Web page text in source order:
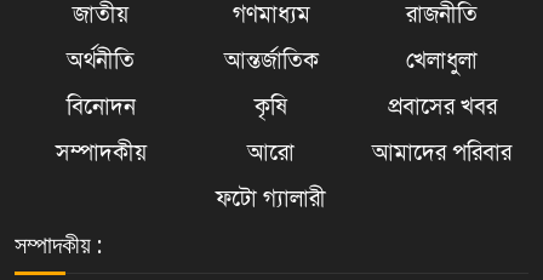
জাতীয়
গণমাধ্যম
রাজনীতি
অর্থনীতি
আন্তর্জাতিক
খেলাধুলা
বিনোদন
কৃষি
প্রবাসের খবর
সম্পাদকীয়
আরো
আমাদের পরিবার
ফটো গ্যালারী
সম্পাদকীয় :